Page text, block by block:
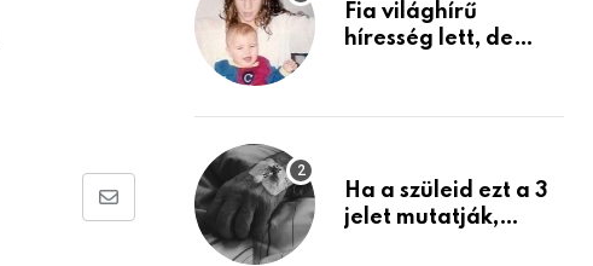
Share
Fia világhírű
híresség lett, de
mint azt el tudnád
Ha a szüleid ezt a 3
jelet mutatják,